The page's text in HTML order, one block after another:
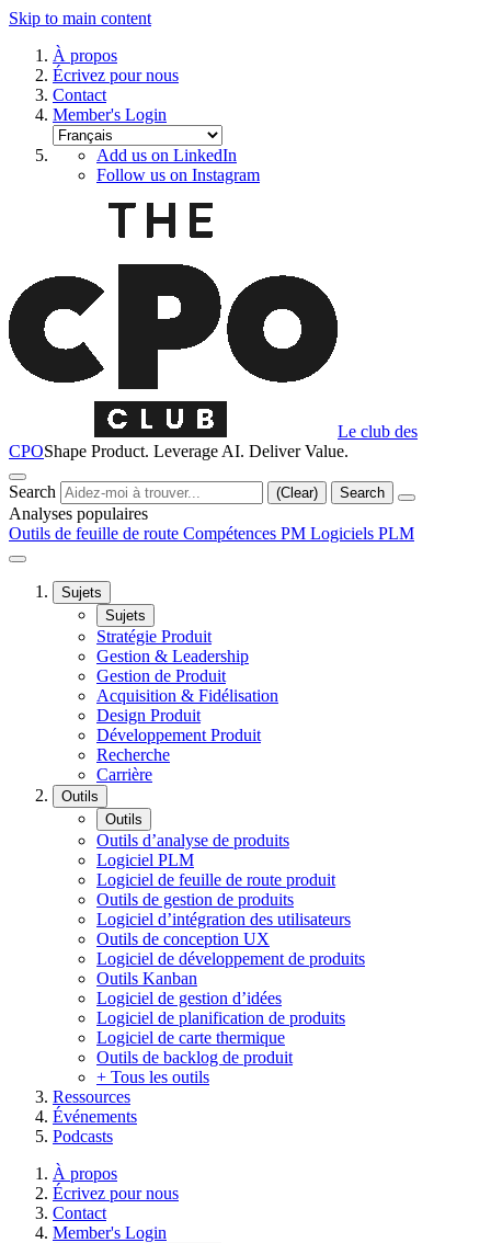
Skip to main content
À propos
Écrivez pour nous
Contact
Member's Login
Add us on LinkedIn
Follow us on Instagram
Le club des
CPOShape Product. Leverage AI. Deliver Value.
Search (Clear) Search
Analyses populaires
Outils de feuille de route Compétences PM Logiciels PLM
Sujets
Sujets
Stratégie Produit
Gestion & Leadership
Gestion de Produit
Acquisition & Fidélisation
Design Produit
Développement Produit
Recherche
Carrière
Outils
Outils
Outils d’analyse de produits
Logiciel PLM
Logiciel de feuille de route produit
Outils de gestion de produits
Logiciel d’intégration des utilisateurs
Outils de conception UX
Logiciel de développement de produits
Outils Kanban
Logiciel de gestion d’idées
Logiciel de planification de produits
Logiciel de carte thermique
Outils de backlog de produit
+ Tous les outils
Ressources
Événements
Podcasts
À propos
Écrivez pour nous
Contact
Member's Login